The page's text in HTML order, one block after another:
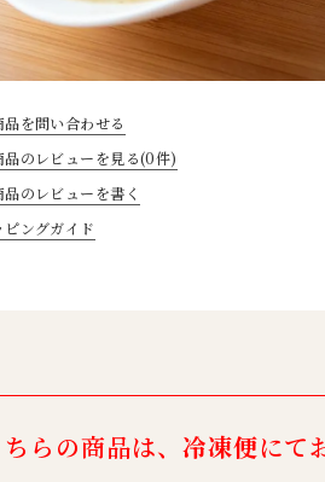
品を問い合わせる
品のレビューを見る(0件)
のレビューを書く
ピングガイド
らの商品は、 冷凍便にて